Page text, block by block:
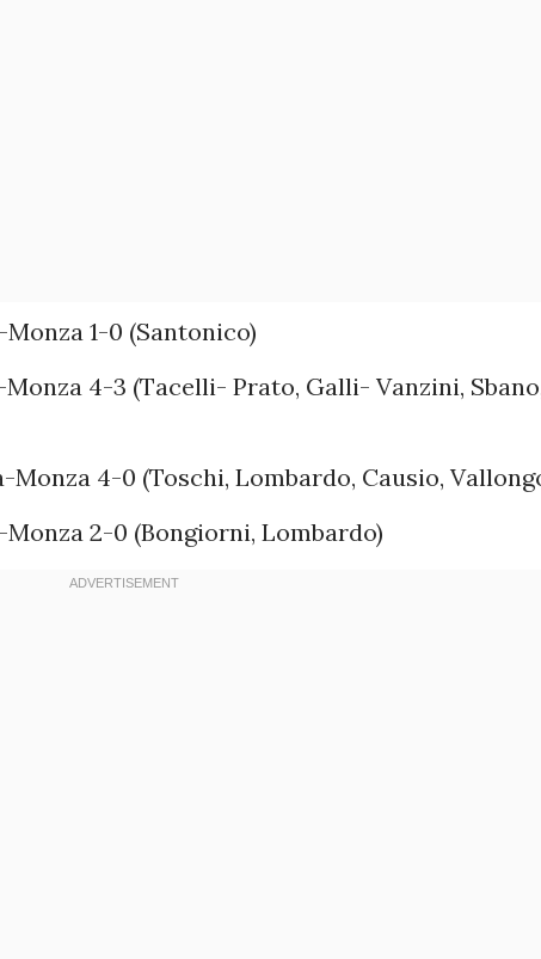
Monza 1-0 (Santonico)
Monza 4-3 (Tacelli- Prato, Galli- Vanzini,
Monza 4-0 (Toschi, Lombardo, Causio,
Monza 2-0 (Bongiorni, Lombardo)